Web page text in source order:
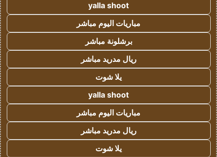
yalla shoot
مباريات اليوم مباشر
برشلونة مباشر
ريال مدريد مباشر
يلا شوت
yalla shoot
مباريات اليوم مباشر
ريال مدريد مباشر
يلا شوت